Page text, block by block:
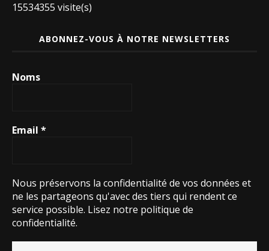
15534355 visite(s)
ABONNEZ-VOUS À NOTRE NEWSLETTERS
Noms
Email *
Nous préservons la confidentialité de vos données et
ne les partageons qu'avec des tiers qui rendent ce
service possible. Lisez notre politique de
confidentialité.